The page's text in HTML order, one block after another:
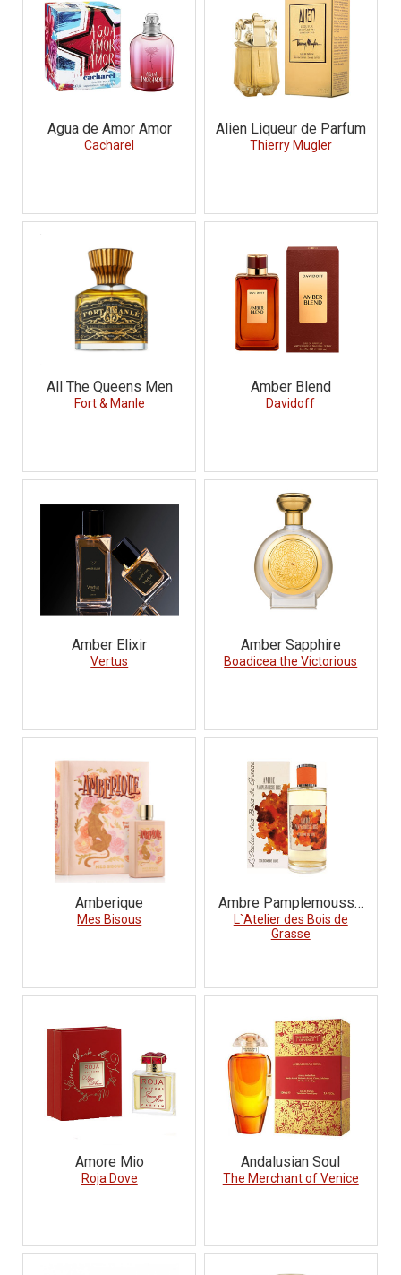
Agua de Amor Amor
Cacharel
Alien Liqueur de Parfum
Thierry Mugler
All The Queens Men
Fort & Manle
Amber Blend
Davidoff
Amber Elixir
Vertus
Amber Sapphire
Boadicea the Victorious
Amberique
Mes Bisous
Ambre Pamplemousse
Rose
L`Atelier des Bois de
Grasse
Amore Mio
Roja Dove
Andalusian Soul
The Merchant of Venice